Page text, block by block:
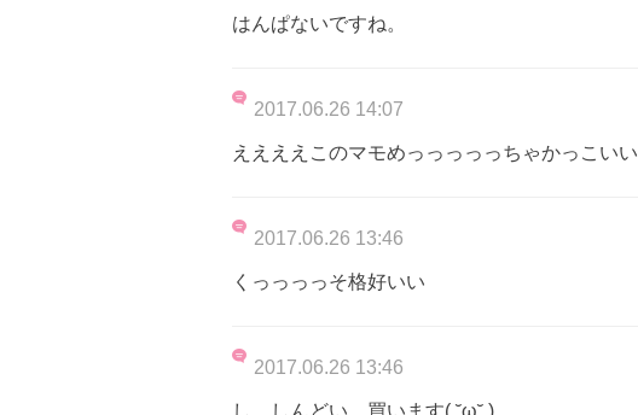
はんぱないですね。
2017.06.26 14:07
ええええこのマモめっっっっっちゃかっこいい
2017.06.26 13:46
くっっっっそ格好いい
2017.06.26 13:46
し、しんどい…買います( ˘ω˘ )